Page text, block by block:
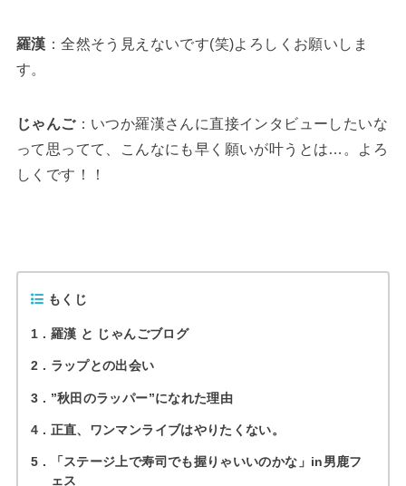
羅漢 ：全然そう見えないです(笑)よろしくお願いしま
す。
じゃんご：いつか羅漢さんに直接インタビューしたいな
って思ってて、こんなにも早く願いが叶うとは…。よろ
しくです！！
もくじ
1 羅漢 と じゃんごブログ
2 ラップとの出会い
3 ”秋田のラッパー”になれた理由
4 正直、ワンマンライブはやりたくない。
5
「ステージ上で寿司でも握りゃいいのかな」in男鹿フ
ェス